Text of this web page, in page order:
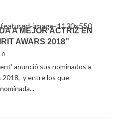
A MEJOR ACTRIZ EN
AWARS 2018”
0
anunció sus nominados a
y entre los que